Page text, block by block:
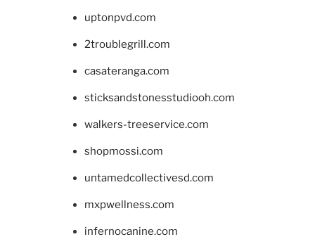
uptonpvd.com
2troublegrill.com
casateranga.com
sticksandstonesstudiooh.com
walkers-treeservice.com
shopmossi.com
untamedcollectivesd.com
mxpwellness.com
infernocanine.com